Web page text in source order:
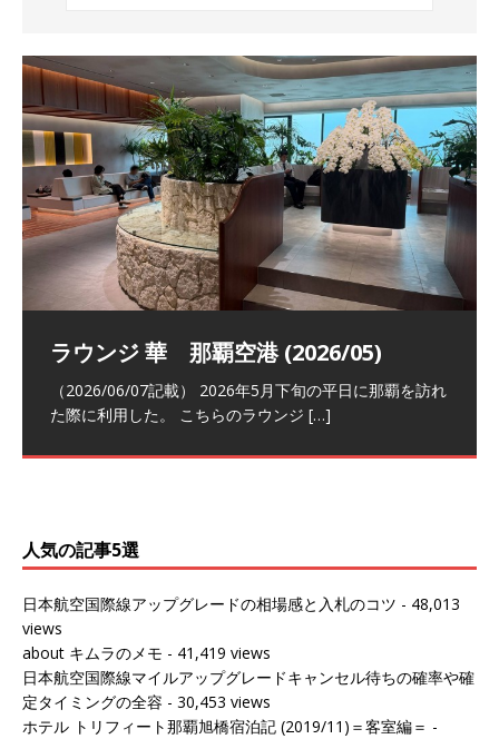
祝！日本航空・マリオットの戦略パー
トナーシップによるFOP無料付与とス
テイタスマッチ
ラウンジ 華 那覇空港 (2026/05)
（2026/06/07記載） 2026年5月下旬の平日に那覇を訪れ
た際に利用した。 こちらのラウンジ […]
The Coral Executive Lounge スワ
ンナプーム国際空港国内線ラウンジ
(2026/01)
日本航空 羽田空港国際線ファースト
クラスラウンジ (2026/01)
（2026/03/18記載） 2026年1月、毎年恒例の新年の羽田
バンコクエアウェイズ スワンナプー
ム国際空港国内線ラウンジ (2026/01)
（2026/03/13記載） 2026年1月上旬にバンコク経由でチ
人気の記事5選
日本航空国際線アップグレードの相場感と入札のコツ - 48,013
views
about キムラのメモ - 41,419 views
日本航空国際線マイルアップグレードキャンセル待ちの確率や確
定タイミングの全容 - 30,453 views
ホテル トリフィート那覇旭橋宿泊記 (2019/11)＝客室編＝ -